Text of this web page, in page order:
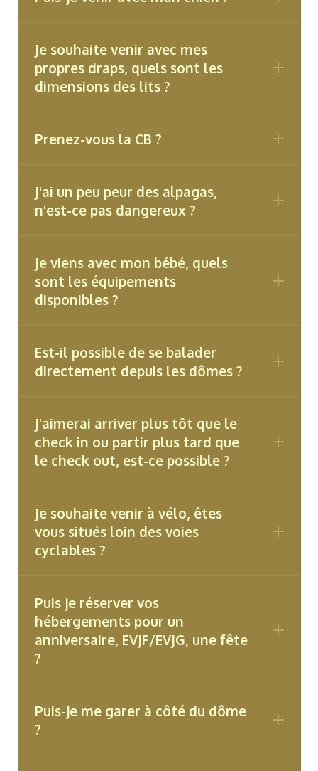
bien tenir votre animal en laisse sur
nombreux animaux en liberté. (Vous
trouverez des chemins de balade aux
ne pas laisser votre animal seul dans le
dôme
ramasser ses déjections et veillez à faire
sonores.
Je souhaite venir avec mes
propres draps, quels sont les
dimensions des lits ?
Prenez-vous la CB ?
J'ai un peu peur des alpagas,
n'est-ce pas dangereux ?
Je viens avec mon bébé, quels
sont les équipements
disponibles ?
Est-il possible de se balader
directement depuis les dômes ?
J'aimerai arriver plus tôt que le
check in ou partir plus tard que
le check out, est-ce possible ?
Je souhaite venir à vélo, êtes
vous situés loin des voies
cyclables ?
Puis je réserver vos
hébergements pour un
anniversaire, EVJF/EVJG, une fête
?
Puis-je me garer à côté du dôme
?